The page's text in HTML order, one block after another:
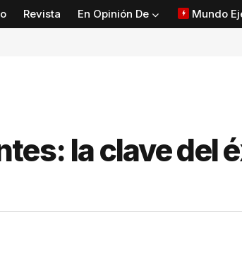
Revista En Opinión De Mundo
la clave del